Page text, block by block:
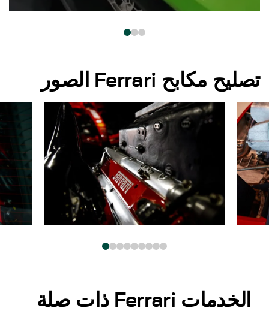
تصليح مكابح Ferrari الصور
ذات صلة Ferrari الخدمات